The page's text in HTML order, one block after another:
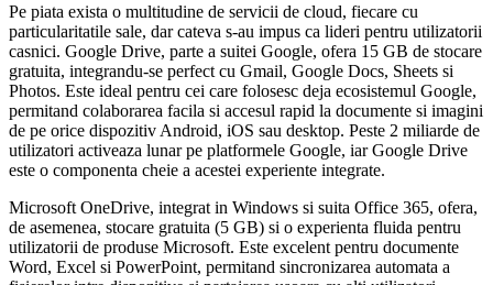
Pe piata exista o multitudine de servicii de cloud, fiecare cu
particularitatile sale, dar cateva s-au impus ca lideri pentru utilizatorii
casnici. Google Drive, parte a suitei Google, ofera 15 GB de stocare
gratuita, integrandu-se perfect cu Gmail, Google Docs, Sheets si
Photos. Este ideal pentru cei care folosesc deja ecosistemul Google,
permitand colaborarea facila si accesul rapid la documente si imagini
de pe orice dispozitiv Android, iOS sau desktop. Peste 2 miliarde de
utilizatori activeaza lunar pe platformele Google, iar Google Drive
este o componenta cheie a acestei experiente integrate.
Microsoft OneDrive, integrat in Windows si suita Office 365, ofera,
de asemenea, stocare gratuita (5 GB) si o experienta fluida pentru
utilizatorii de produse Microsoft. Este excelent pentru documente
Word, Excel si PowerPoint, permitand sincronizarea automata a